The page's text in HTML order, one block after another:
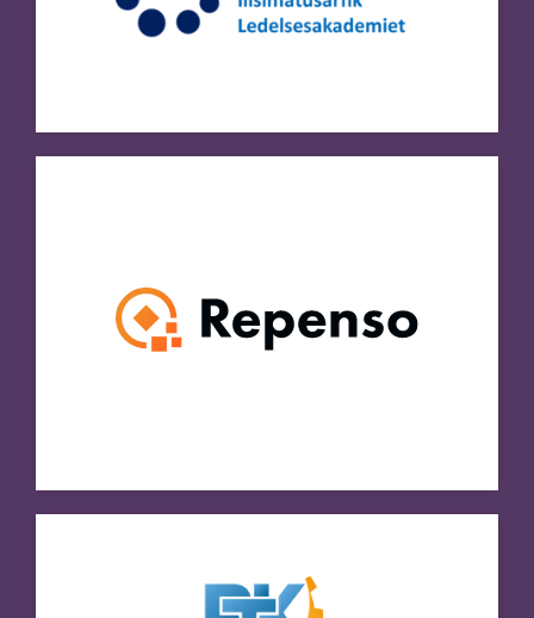
Besøg hjemmeside
Rika Tech